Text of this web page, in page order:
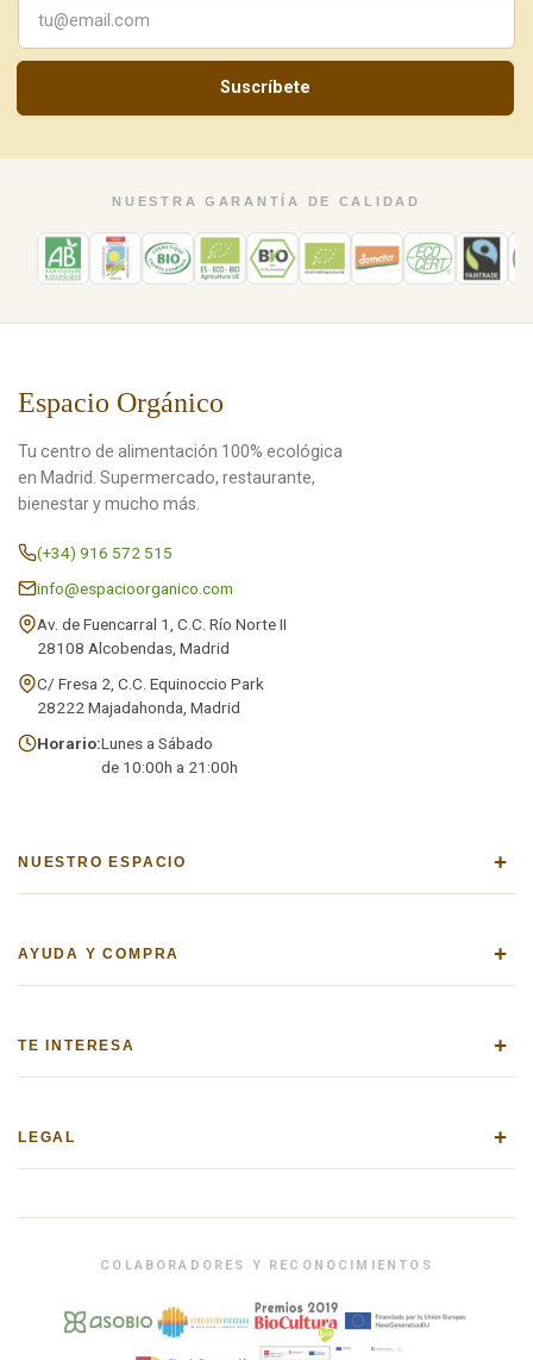
Suscríbete
NUESTRA GARANTÍA DE CALIDAD
Espacio Orgánico
Tu centro de alimentación 100% ecológica
en Madrid. Supermercado, restaurante,
bienestar y mucho más.
(+34) 916 572 515
info@espacioorganico.com
Av. de Fuencarral 1, C.C. Río Norte II
28108 Alcobendas, Madrid
C/ Fresa 2, C.C. Equinoccio Park
28222 Majadahonda, Madrid
Horario:Lunes a Sábado
de 10:00h a 21:00h
NUESTRO ESPACIO +
AYUDA Y COMPRA +
TE INTERESA +
LEGAL +
COLABORADORES Y RECONOCIMIENTOS